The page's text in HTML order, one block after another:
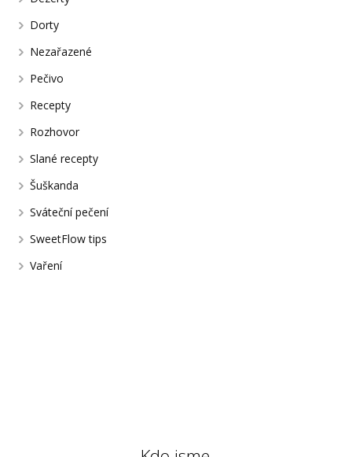
Dorty
Nezařazené
Pečivo
Recepty
Rozhovor
Slané recepty
Šuškanda
Sváteční pečení
SweetFlow tips
Vaření